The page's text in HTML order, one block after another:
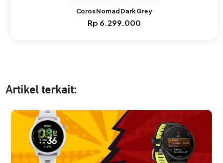
Coros Nomad Dark Grey
Rp 6.299.000
Artikel terkait: